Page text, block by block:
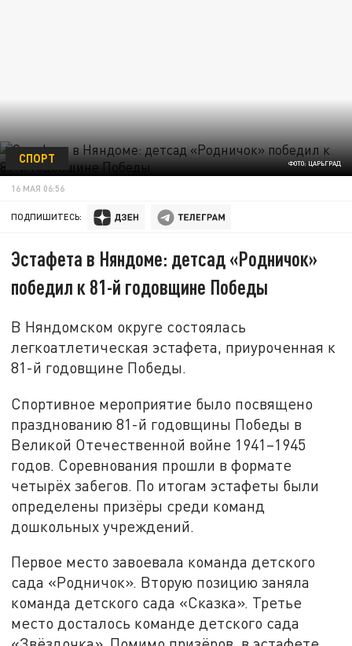
ФОТО: ЦАРЬГРАД
СПОРТ
16 МАЯ 06:56
ПОДПИШИТЕСЬ:
Эстафета в Няндоме: детсад «Родничок»
победил к 81-й годовщине Победы
В Няндомском округе состоялась
легкоатлетическая эстафета, приуроченная к
81-й годовщине Победы.
Спортивное мероприятие было посвящено
празднованию 81-й годовщины Победы в
Великой Отечественной войне 1941–1945
годов. Соревнования прошли в формате
четырёх забегов. По итогам эстафеты были
определены призёры среди команд
дошкольных учреждений.
Первое место завоевала команда детского
сада «Родничок». Вторую позицию заняла
команда детского сада «Сказка». Третье
место досталось команде детского сада